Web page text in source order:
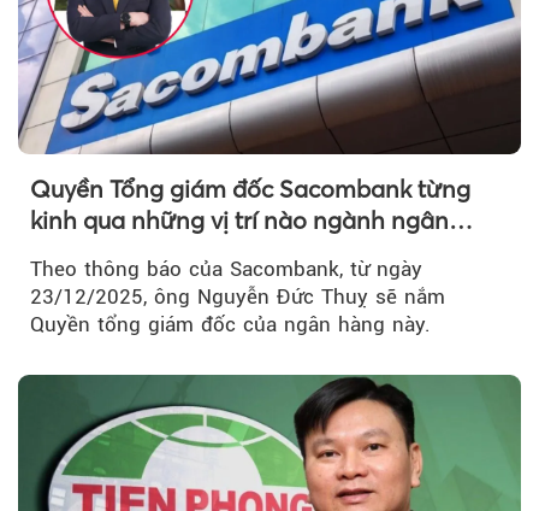
Quyền Tổng giám đốc Sacombank từng
kinh qua những vị trí nào ngành ngân
Theo thông báo của Sacombank, từ ngày
23/12/2025, ông Nguyễn Đức Thuỵ sẽ nắm
Quyền tổng giám đốc của ngân hàng này.